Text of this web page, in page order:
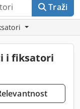
Traži
i fiksatori